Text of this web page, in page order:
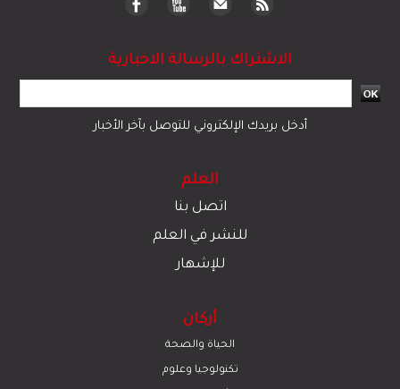
الاشتراك بالرسالة الاخبارية
أدخل بريدك الإلكتروني للتوصل بآخر الأخبار
العلم
اتصل بنا
للنشر في العلم
للإشهار
أركان
الحياة والصحة
تكنولوجيا وعلوم